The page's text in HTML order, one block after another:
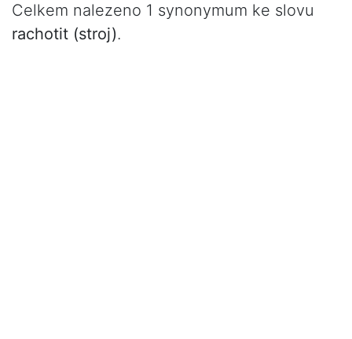
Celkem nalezeno 1 synonymum ke slovu
rachotit (stroj).